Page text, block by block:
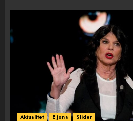
Aktualitet E jona Slider